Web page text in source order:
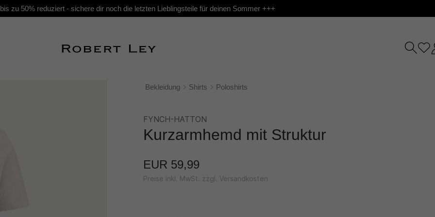
zu 50% reduziert - sichere dir noch die letzten Lieblingsteile für deinen Sommer +++
Bekleidung Shirts Poloshirts
FYNCH-HATTON
Kurzarmhemd mit Struktur
EUR 59,99
Preise inkl. MwSt. zzgl. Versandkosten